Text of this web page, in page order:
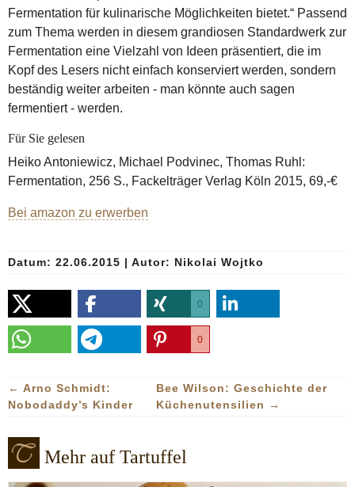
Fermentation für kulinarische Möglichkeiten bietet.“ Passend
zum Thema werden in diesem grandiosen Standardwerk zur
Fermentation eine Vielzahl von Ideen präsentiert, die im
Kopf des Lesers nicht einfach konserviert werden, sondern
beständig weiter arbeiten - man könnte auch sagen
fermentiert - werden.
Für Sie gelesen
Heiko Antoniewicz, Michael Podvinec, Thomas Ruhl:
Fermentation, 256 S., Fackelträger Verlag Köln 2015, 69,-€
Bei amazon zu erwerben
Datum: 22.06.2015 | Autor: Nikolai Wojtko
0
0
← Arno Schmidt:
Nobodaddy’s Kinder
Bee Wilson: Geschichte der
Küchenutensilien →
Mehr auf Tartuffel